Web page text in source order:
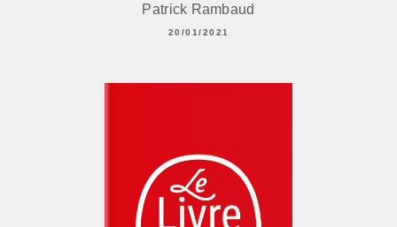
Patrick Rambaud
20/01/2021